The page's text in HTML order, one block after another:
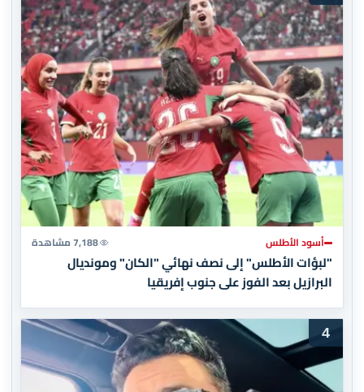
أسود الأطلس 7,188 مشاهدة
"لبؤات الأطلس" إلى نصف نهائي "الكان" ومونديال
البرازيل بعد الفوز على جنوب إفريقيا
4